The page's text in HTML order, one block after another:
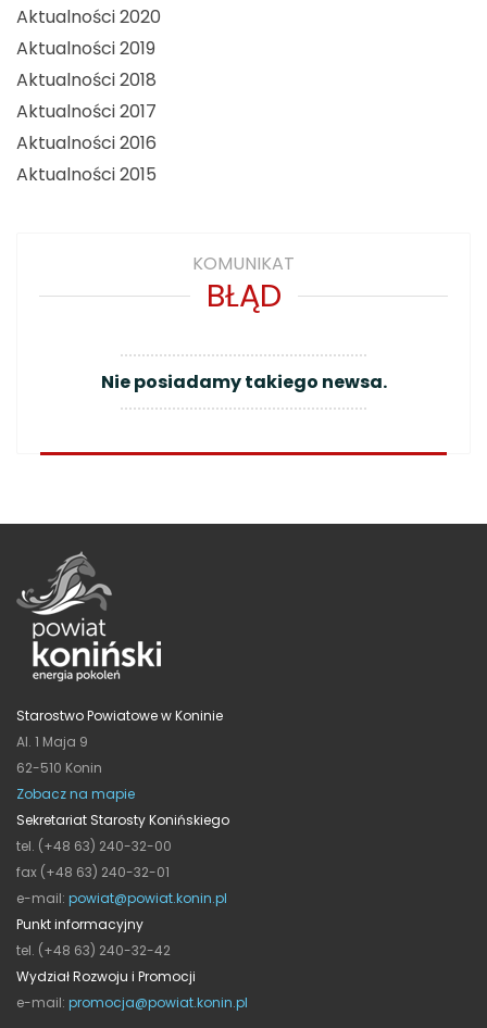
Aktualności 2020
Aktualności 2019
Aktualności 2018
Aktualności 2017
Aktualności 2016
Aktualności 2015
KOMUNIKAT
BŁĄD
Nie posiadamy takiego newsa.
Starostwo Powiatowe w Koninie
Al. 1 Maja 9
62-510 Konin
Zobacz na mapie
Sekretariat Starosty Konińskiego
tel. (+48 63) 240-32-00
fax (+48 63) 240-32-01
e-mail: powiat@powiat.konin.pl
Punkt informacyjny
tel. (+48 63) 240-32-42
Wydział Rozwoju i Promocji
e-mail: promocja@powiat.konin.pl